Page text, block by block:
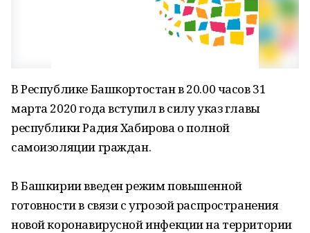
В Республике Башкортостан в 20.00 часов 31
марта 2020 года вступил в силу указ главы
республики Радия Хабирова о полной
самоизоляции граждан.
В Башкирии введен режим повышенной
готовности в связи с угрозой распространения
новой коронавирусной инфекции на территории